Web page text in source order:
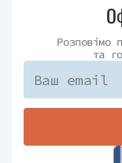
Розповімо
та